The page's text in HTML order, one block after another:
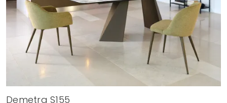
Demetra S155